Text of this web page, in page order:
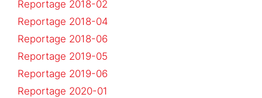
Reportage 2018-02
Reportage 2018-04
Reportage 2018-06
Reportage 2019-05
Reportage 2019-06
Reportage 2020-01